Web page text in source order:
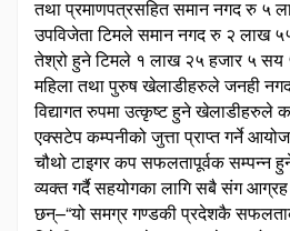
तथा प्रमाणपत्रसहित समान नगद रु ५
उपविजेता टिमले समान नगद रु २ लाख
तेश्रो हुने टिमले १ लाख २५ हजार ५ सय
महिला तथा पुरुष खेलाडीहरुले जनही
विद्यागत रुपमा उत्कृष्ट हुने खेलाडीहरुले
एक्सटेप कम्पनीको जुत्ता प्राप्त गर्ने
चौथो टाइगर कप सफलतापूर्वक सम्पन्न
व्यक्त गर्दै सहयोगका लागि सबै संग
छन्–“यो समग्र गण्डकी प्रदेशकै